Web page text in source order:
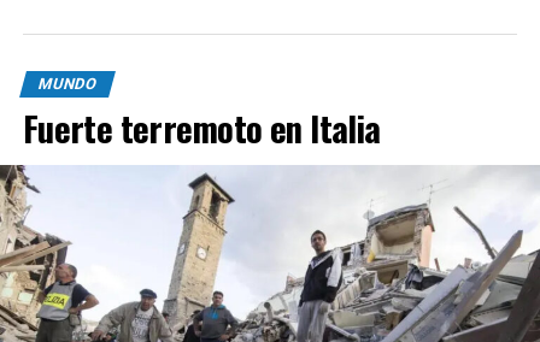
MUNDO
Fuerte terremoto en Italia